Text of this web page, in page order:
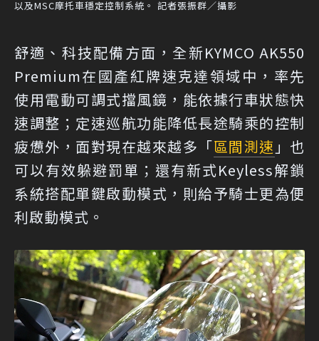
以及MSC摩托車穩定控制系統。 記者張振群／攝影
舒適、科技配備方面，全新KYMCO AK550
Premium在國產紅牌速克達領域中，率先
使用電動可調式擋風鏡，能依據行車狀態快
速調整；定速巡航功能降低長途騎乘的控制
疲憊外，面對現在越來越多「區間測速 」也
可以有效躲避罰單；還有新式Keyless解鎖
系統搭配單鍵啟動模式，則給予騎士更為便
利啟動模式。